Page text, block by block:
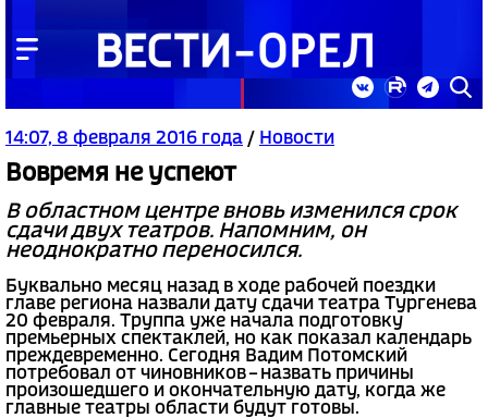
14:07, 8 февраля 2016 года / Новости
Вовремя не успеют
В областном центре вновь изменился срок
сдачи двух театров. Напомним, он
неоднократно переносился.
Буквально месяц назад в ходе рабочей поездки
главе региона назвали дату сдачи театра Тургенева
20 февраля. Труппа уже начала подготовку
премьерных спектаклей, но как показал календарь
преждевременно. Сегодня Вадим Потомский
потребовал от чиновников – назвать причины
произошедшего и окончательную дату, когда же
главные театры области будут готовы.